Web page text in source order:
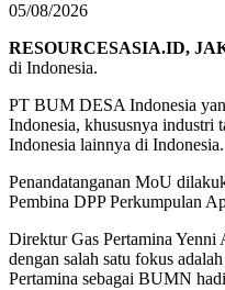
05/08/2026
RESOURCESASIA.ID,
di Indonesia.
PT BUM DESA Indonesia
Indonesia, khususnya industri
Indonesia lainnya di Indonesia.
Penandatanganan MoU
Pembina DPP Perkumpulan
Direktur Gas Pertamina Yenni
dengan salah satu fokus
Pertamina sebagai BUMN